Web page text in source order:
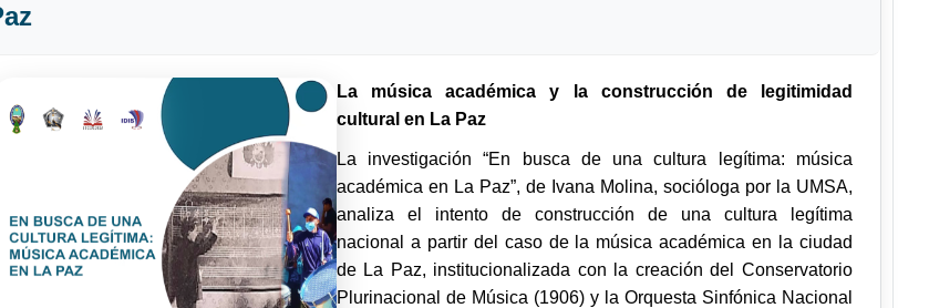
La música académica y la construcción de legitimidad
cultural en La Paz
La investigación “En busca de una cultura legítima: música
académica en La Paz”, de Ivana Molina, socióloga por la UMSA,
analiza el intento de construcción de una cultura legítima
nacional a partir del caso de la música académica en la ciudad
de La Paz, institucionalizada con la creación del Conservatorio
Plurinacional de Música (1906) y la Orquesta Sinfónica Nacional